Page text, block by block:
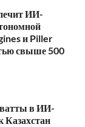
ИИ-
и Piller
свыше 500
в ИИ-
Казахстан